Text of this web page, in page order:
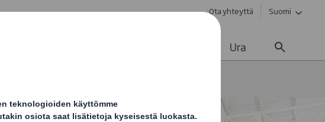
Ota yhteyttä Suomi
Ura